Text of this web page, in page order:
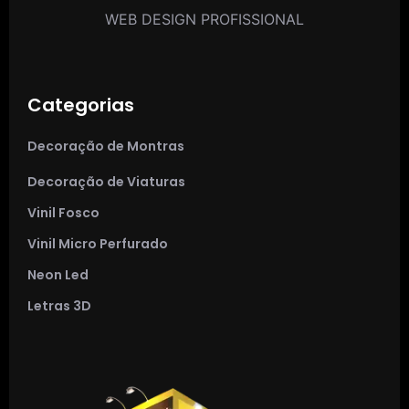
WEB DESIGN PROFISSIONAL
Categorias
Decoração de Montras
Decoração de Viaturas
Vinil Fosco
Vinil Micro Perfurado
Neon Led
Letras 3D